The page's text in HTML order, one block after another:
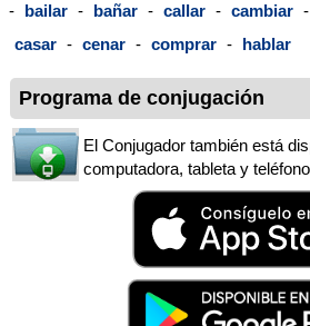
- bailar - bañar - callar - cambiar -
casar - cenar - comprar - hablar
Programa de conjugación
El Conjugador también está
computadora, tableta y